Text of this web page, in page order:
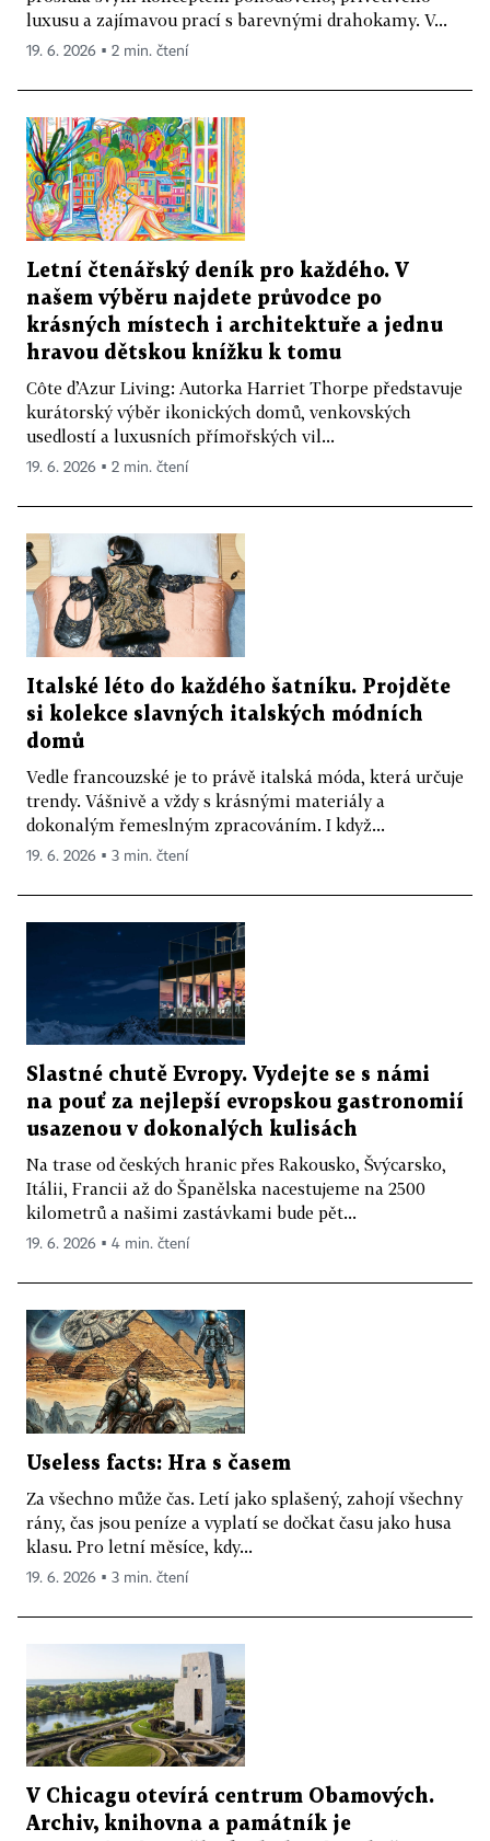
luxusu a zajímavou prací s barevnými drahokamy. V...
19. 6. 2026 ▪ 2 min. čtení
Letní čtenářský deník pro každého. V
našem výběru najdete průvodce po
krásných místech i architektuře a jednu
hravou dětskou knížku k tomu
Côte d’Azur Living: Autorka Harriet Thorpe představuje
kurátorský výběr ikonických domů, venkovských
usedlostí a luxusních přímořských vil...
19. 6. 2026 ▪ 2 min. čtení
Italské léto do každého šatníku. Projděte
si kolekce slavných italských módních
domů
Vedle francouzské je to právě italská móda, která určuje
trendy. Vášnivě a vždy s krásnými materiály a
dokonalým řemeslným zpracováním. I když...
19. 6. 2026 ▪ 3 min. čtení
Slastné chutě Evropy. Vydejte se s námi
na pouť za nejlepší evropskou gastronomií
usazenou v dokonalých kulisách
Na trase od českých hranic přes Rakousko, Švýcarsko,
Itálii, Francii až do Španělska nacestujeme na 2500
kilometrů a našimi zastávkami bude pět...
19. 6. 2026 ▪ 4 min. čtení
Useless facts: Hra s časem
Za všechno může čas. Letí jako splašený, zahojí všechny
rány, čas jsou peníze a vyplatí se dočkat času jako husa
klasu. Pro letní měsíce, kdy...
19. 6. 2026 ▪ 3 min. čtení
V Chicagu otevírá centrum Obamových.
Archiv, knihovna a památník je